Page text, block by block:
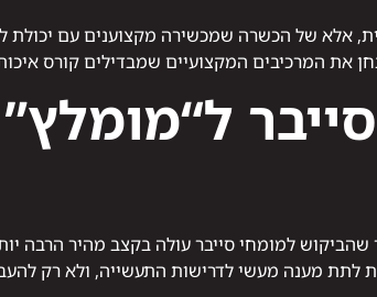
אלא של הכשרה שמכשירה מקצוענים עם יכולת
את המרכיבים המקצועיים שמבדילים קורס
למומחי סייבר עולה בקצב מהיר הרבה
מענה מעשי לדרישות התעשייה, ולא רק